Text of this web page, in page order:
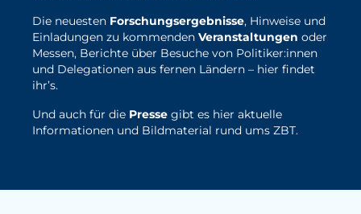
Die neuesten Forschungsergebnisse, Hinweise und
Einladungen zu kommenden Veranstaltungen oder
Messen, Berichte über Besuche von Politiker:innen
und Delegationen aus fernen Ländern – hier findet
ihr’s.
Und auch für die Presse gibt es hier aktuelle
Informationen und Bildmaterial rund ums ZBT.
hier geht's zu den ZBT-News